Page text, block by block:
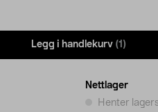
Legg i handlekurv (1)
Nettlager
Henter